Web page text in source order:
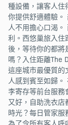
種設備，讓客人住
你提供舒適體驗。
人不用擔心口渴
利。西悠巢旅入住
後，等待你的都將
嗎？入住距離The
這座城市最優質的
人感到賓至如歸
李寄存等前台服務
又好，自助洗衣
時光？每日管家服